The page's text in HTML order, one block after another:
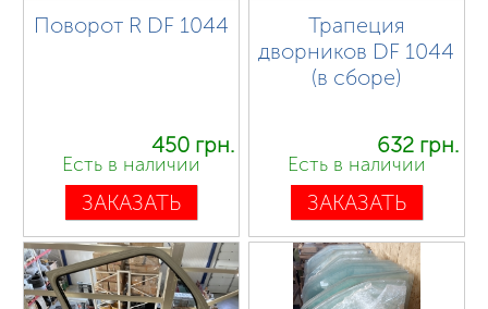
Поворот R DF 1044
450 грн.
Есть в наличии
ЗАКАЗАТЬ
Трапеция
дворников DF 1044
(в сборе)
632 грн.
Есть в наличии
ЗАКАЗАТЬ